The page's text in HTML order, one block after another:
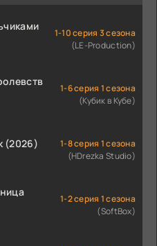
1-10 серия 3 сезона
(LE-Production)
1-6 серия 1 сезона
(Кубик в Кубе)
(2026)
1-8 серия 1 сезона
(HDrezka Studio)
1-2 серия 1 сезона
(SoftBox)